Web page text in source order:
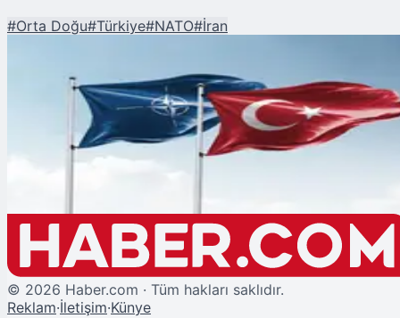
#Orta Doğu#Türkiye#NATO#İran
NATO'dan Türkiye için Füze Kalkanı
© 2026 Haber.com · Tüm hakları saklıdır.
Reklam·İletişim·Künye